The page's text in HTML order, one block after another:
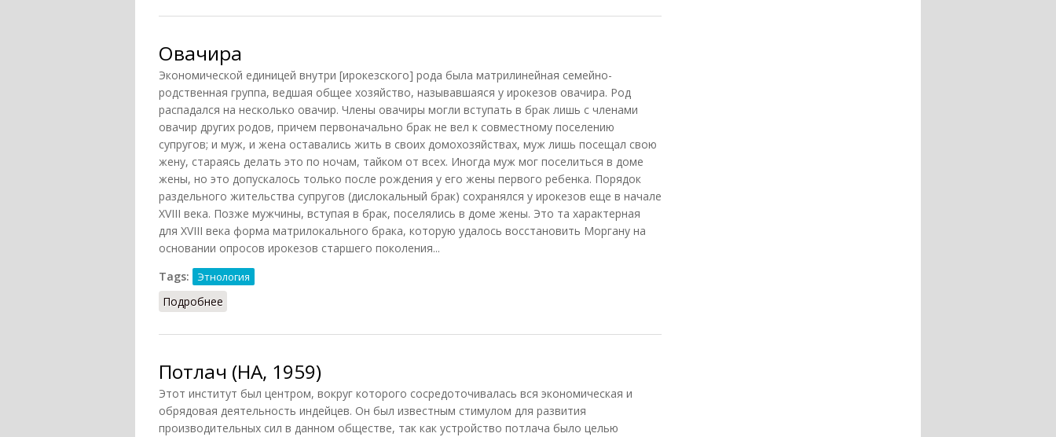
Овачира
Экономической единицей внутри [ирокезского] рода была матрилинейная семейно-
родственная группа, ведшая общее хозяйство, называвшаяся у ирокезов овачира. Род
распадался на несколько овачир. Члены овачиры могли вступать в брак лишь с членами
овачир других родов, причем первоначально брак не вел к совместному поселению
супругов; и муж, и жена оставались жить в своих домохозяйствах, муж лишь посещал свою
жену, стараясь делать это по ночам, тайком от всех. Иногда муж мог поселиться в доме
жены, но это допускалось только после рождения у его жены первого ребенка. Порядок
раздельного жительства супругов (дислокальный брак) сохранялся у ирокезов еще в начале
XVIII века. Позже мужчины, вступая в брак, поселялись в доме жены. Это та характерная
для XVIII века форма матрилокального брака, которую удалось восстановить Моргану на
основании опросов ирокезов старшего поколения...
Tags:
Этнология
Подробнее
Потлач (НА, 1959)
Этот институт был центром, вокруг которого сосредоточивалась вся экономическая и
обрядовая деятельность индейцев. Он был известным стимулом для развития
производительных сил в данном обществе, так как устройство потлача было целью